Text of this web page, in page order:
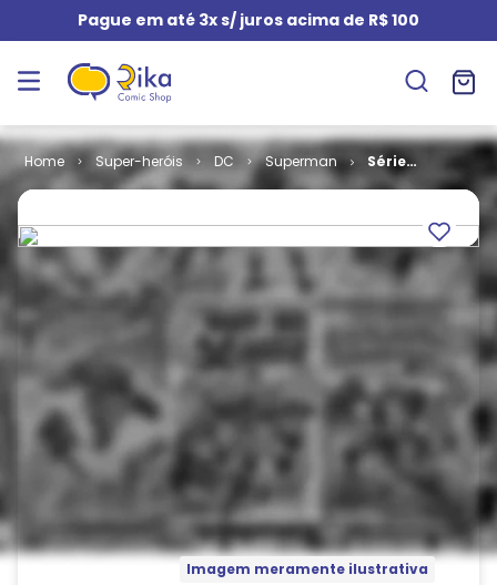
Pague em até 3x s/ juros acima de R$ 100
Super-heróis DC Superman
Série
Premium -
Superman # 11
Imagem meramente ilustrativa